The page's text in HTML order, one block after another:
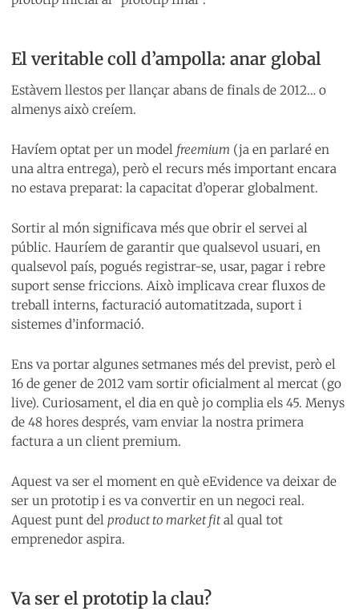
El veritable coll d’ampolla: anar global
Estàvem llestos per llançar abans de finals de 2012… o
almenys això creíem.
Havíem optat per un model freemium (ja en parlaré en
una altra entrega), però el recurs més important encara
no estava preparat: la capacitat d’operar globalment.
Sortir al món significava més que obrir el servei al
públic. Hauríem de garantir que qualsevol usuari, en
qualsevol país, pogués registrar-se, usar, pagar i rebre
suport sense friccions. Això implicava crear fluxos de
treball interns, facturació automatitzada, suport i
sistemes d’informació.
Ens va portar algunes setmanes més del previst, però el
16 de gener de 2012 vam sortir oficialment al mercat (go
live). Curiosament, el dia en què jo complia els 45. Menys
de 48 hores després, vam enviar la nostra primera
factura a un client premium.
Aquest va ser el moment en què eEvidence va deixar de
ser un prototip i es va convertir en un negoci real.
Aquest punt del product to market fit al qual tot
emprenedor aspira.
Va ser el prototip la clau?